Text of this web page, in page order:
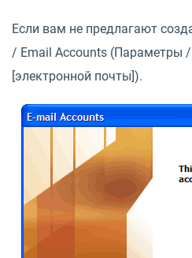
Если вам не предлагают
/ Email Accounts (Параметры
[электронной почты]).